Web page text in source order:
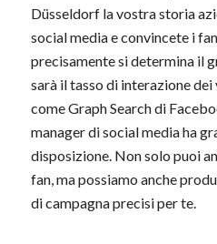
Düsseldorf la vostra storia
social media e convincete i
precisamente si determina il
sarà il tasso di interazione
come Graph Search di
manager di social media ha
disposizione. Non solo puoi
fan, ma possiamo anche
di campagna precisi per te.